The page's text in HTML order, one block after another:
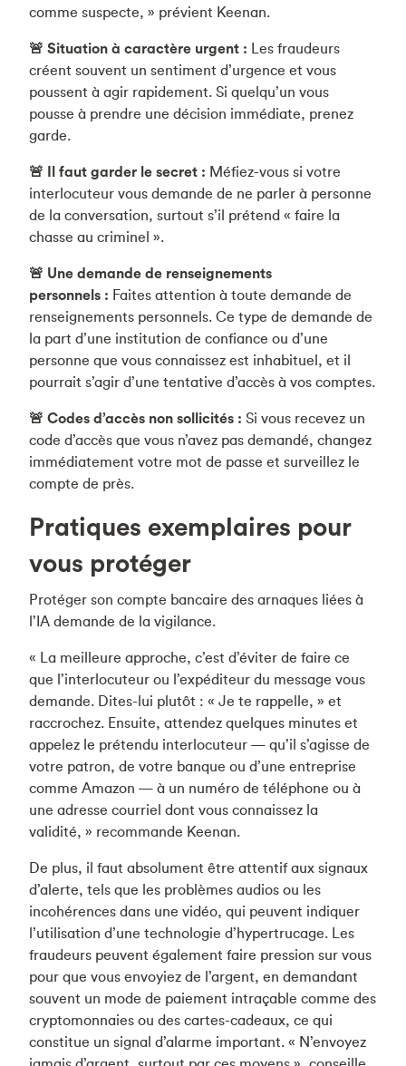
comme suspecte, » prévient Keenan.
🚨 Situation à caractère urgent : Les fraudeurs
créent souvent un sentiment d’urgence et vous
poussent à agir rapidement. Si quelqu’un vous
pousse à prendre une décision immédiate, prenez
garde.
🚨 Il faut garder le secret : Méfiez-vous si votre
interlocuteur vous demande de ne parler à personne
de la conversation, surtout s’il prétend « faire la
chasse au criminel ».
🚨 Une demande de renseignements
personnels : Faites attention à toute demande de
renseignements personnels. Ce type de demande de
la part d’une institution de confiance ou d’une
personne que vous connaissez est inhabituel, et il
pourrait s’agir d’une tentative d’accès à vos comptes.
🚨 Codes d’accès non sollicités : Si vous recevez un
code d’accès que vous n’avez pas demandé, changez
immédiatement votre mot de passe et surveillez le
compte de près.
Pratiques exemplaires pour
vous protéger
Protéger son compte bancaire des arnaques liées à
l’IA demande de la vigilance.
« La meilleure approche, c’est d’éviter de faire ce
que l’interlocuteur ou l’expéditeur du message vous
demande. Dites-lui plutôt : « Je te rappelle, » et
raccrochez. Ensuite, attendez quelques minutes et
appelez le prétendu interlocuteur — qu’il s’agisse de
votre patron, de votre banque ou d’une entreprise
comme Amazon — à un numéro de téléphone ou à
une adresse courriel dont vous connaissez la
validité, » recommande Keenan.
De plus, il faut absolument être attentif aux signaux
d’alerte, tels que les problèmes audios ou les
incohérences dans une vidéo, qui peuvent indiquer
l’utilisation d’une technologie d’hypertrucage. Les
fraudeurs peuvent également faire pression sur vous
pour que vous envoyiez de l’argent, en demandant
souvent un mode de paiement intraçable comme des
cryptomonnaies ou des cartes-cadeaux, ce qui
constitue un signal d’alarme important. « N’envoyez